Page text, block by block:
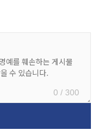
0 / 300